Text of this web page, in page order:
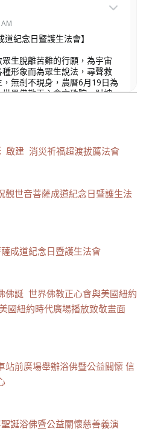
道紀念日暨護生法會】
生脫離苦難的行願，為宇宙
形象而為眾生說法，尋聲救
無剎不現身，農曆6月19日為
界佛教正心會文殊院、財神
啟建 消災祈福超渡拔薦法會
觀世音菩薩成道紀念日暨護生法
成道紀念日暨護生法會
佛誕 世界佛教正心會與美國紐約
國紐約時代廣場播放致敬畫面
站前廣場舉辦浴佛暨公益關懷 信
誕浴佛暨公益關懷慈善義演